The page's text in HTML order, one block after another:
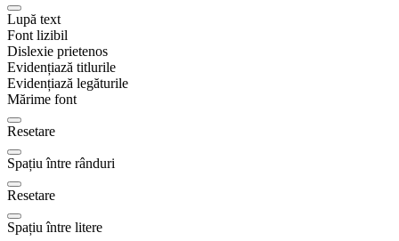
Lupă text
Font lizibil
Dislexie prietenos
Evidențiază titlurile
Evidențiază legăturile
Mărime font
Resetare
Spațiu între rânduri
Resetare
Spațiu între litere